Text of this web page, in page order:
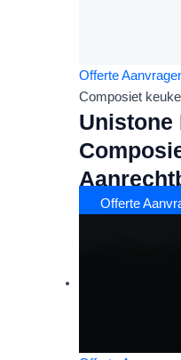
Offerte
Composiet
Unistone
Offerte